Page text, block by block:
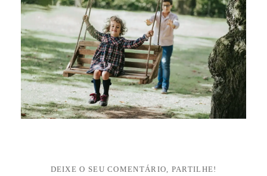
DEIXE O SEU COMENTÁRIO, PARTILHE!